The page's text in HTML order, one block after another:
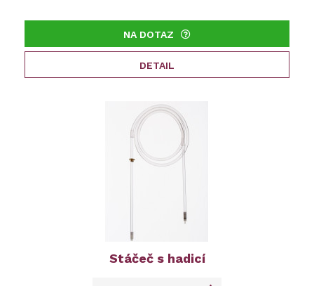
NA DOTAZ
DETAIL
Stáčeč s hadicí